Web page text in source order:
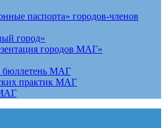
паспорта» городов-членов
город»
городов МАГ»
МАГ
практик МАГ